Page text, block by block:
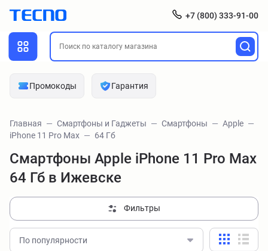
+7 (800) 333-91-00
Промокоды Гарантия
Главная Смартфоны и Гаджеты Смартфоны
Apple
iPhone 11 Pro Max
64 Гб
Смартфоны Apple iPhone 11 Pro Max
64 Гб в Ижевске
Фильтры
По популярности